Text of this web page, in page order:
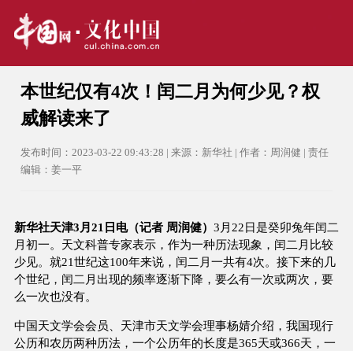
本世纪仅有4次！闰二月为何少见？权
威解读来了
发布时间：2023-03-22 09:43:28 | 来源：新华社 | 作者：周润健 | 责任
编辑：姜一平
新华社天津3月21日电（记者 周润健） 3月22日是癸卯兔年闰二
月初一。天文科普专家表示，作为一种历法现象，闰二月比较
少见。就21世纪这100年来说，闰二月一共有4次。接下来的几
个世纪，闰二月出现的频率逐渐下降，要么有一次或两次，要
么一次也没有。
中国天文学会会员、天津市天文学会理事杨婧介绍，我国现行
公历和农历两种历法，一个公历年的长度是365天或366天，一